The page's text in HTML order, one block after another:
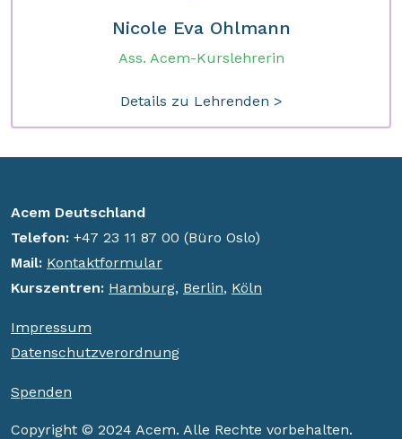
Nicole Eva Ohlmann
Ass. Acem-Kurslehrerin
Details zu Lehrenden >
Acem Deutschland
Telefon: +47 23 11 87 00 (Büro Oslo)
Mail: Kontaktformular
Kurszentren: Hamburg, Berlin, Köln
Impressum
Datenschutzverordnung
Spenden
Copyright © 2024 Acem. Alle Rechte vorbehalten.